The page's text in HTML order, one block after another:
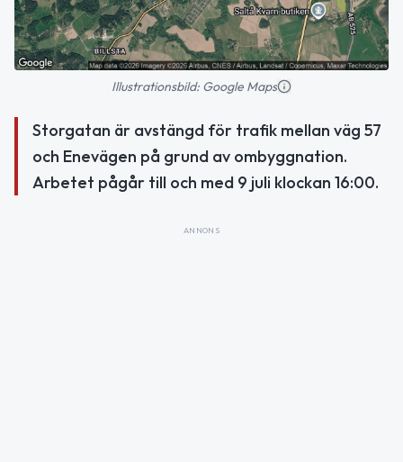
Illustrationsbild: Google Maps
Storgatan är avstängd för trafik mellan väg 57
och Enevägen på grund av ombyggnation.
Arbetet pågår till och med 9 juli klockan 16:00.
ANNONS